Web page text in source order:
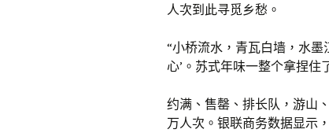
人次到此寻觅乡愁。
“小桥流水，青瓦白墙，水
心’。苏式年味一整个拿捏住
约满、售罄、排长队，游山
万人次。银联商务数据显示